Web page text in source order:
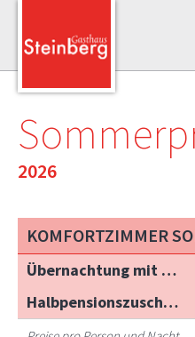
2026
KOMFORTZIMMER